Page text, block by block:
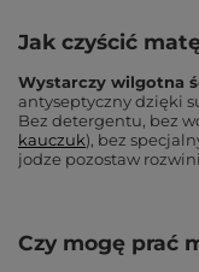
Jak czyścić
Wystarczy wilgotna
antyseptyczny dzięki
Bez detergentu, bez
kauczuk), bez
jodze pozostaw
Czy mogę prać